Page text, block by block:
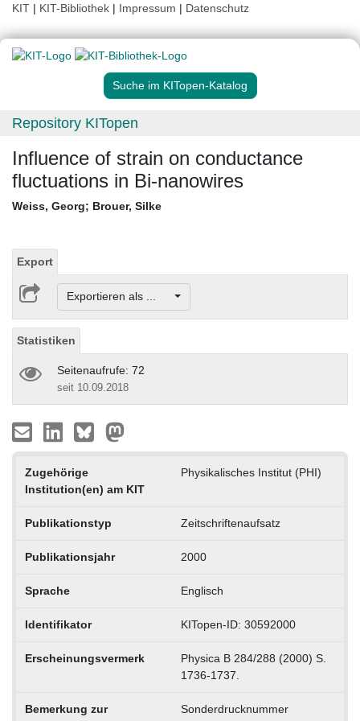
KIT | KIT-Bibliothek | Impressum | Datenschutz
Suche im KITopen-Katalog
Repository KITopen
Influence of strain on conductance
fluctuations in Bi-nanowires
Weiss, Georg; Brouer, Silke
Export
Exportieren als ...
Statistiken
Seitenaufrufe: 72
seit 10.09.2018
Zugehörige
Institution(en) am KIT
Physikalisches Institut (PHI)
Publikationstyp Zeitschriftenaufsatz
Publikationsjahr 2000
Sprache Englisch
Identifikator KITopen-ID: 30592000
Erscheinungsvermerk
Physica B 284/288 (2000) S.
1736-1737.
Bemerkung zur
Sonderdrucknummer